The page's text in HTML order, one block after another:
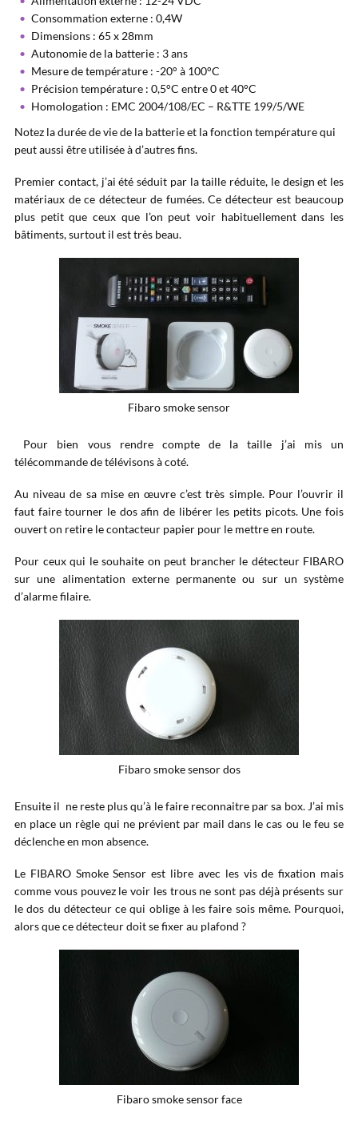
Consommation externe : 0,4W
Dimensions : 65 x 28mm
Autonomie de la batterie : 3 ans
Mesure de température : -20° à 100°C
Précision température : 0,5°C entre 0 et 40°C
Homologation : EMC 2004/108/EC – R&TTE 199/5/WE
Notez la durée de vie de la batterie et la fonction température qui
peut aussi être utilisée à d’autres fins.
Premier contact, j’ai été séduit par la taille réduite, le design et les
matériaux de ce détecteur de fumées. Ce détecteur est beaucoup
plus petit que ceux que l’on peut voir habituellement dans les
bâtiments, surtout il est très beau.
Fibaro smoke sensor
Pour bien vous rendre compte de la taille j’ai mis un
télécommande de télévisons à coté.
Au niveau de sa mise en œuvre c’est très simple. Pour l’ouvrir il
faut faire tourner le dos afin de libérer les petits picots. Une fois
ouvert on retire le contacteur papier pour le mettre en route.
Pour ceux qui le souhaite on peut brancher le détecteur FIBARO
sur une alimentation externe permanente ou sur un système
d’alarme filaire.
Fibaro smoke sensor dos
Ensuite il ne reste plus qu’à le faire reconnaitre par sa box. J’ai mis
en place un règle qui ne prévient par mail dans le cas ou le feu se
déclenche en mon absence.
Le FIBARO Smoke Sensor est libre avec les vis de fixation mais
comme vous pouvez le voir les trous ne sont pas déjà présents sur
le dos du détecteur ce qui oblige à les faire sois même. Pourquoi,
alors que ce détecteur doit se fixer au plafond ?
Fibaro smoke sensor face